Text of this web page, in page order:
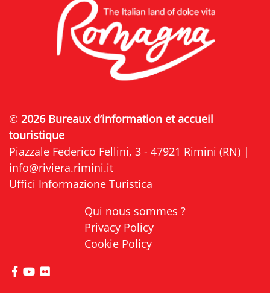
© 2026 Bureaux d’information et accueil
touristique
Piazzale Federico Fellini, 3 - 47921 Rimini (RN) |
info@riviera.rimini.it
Uffici Informazione Turistica
Qui nous sommes ?
Privacy Policy
Cookie Policy
Visitez la page Facebook de Riviera di Rimini
Visitez la page YouTube de Riviera di Rimini
Visitez la page Flickr de Riviera di Rimini